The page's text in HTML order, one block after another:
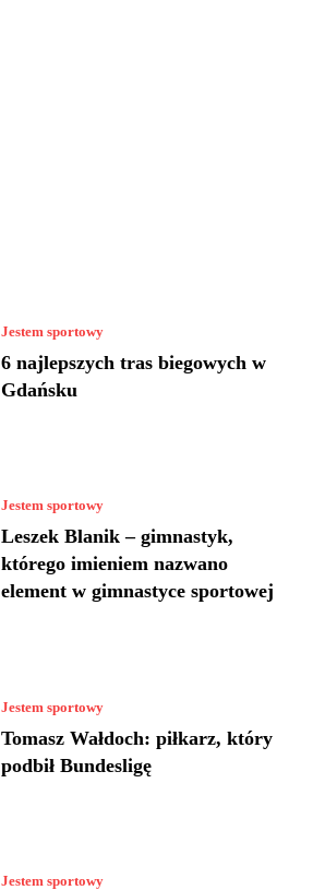
Jestem sportowy
6 najlepszych tras biegowych w
Gdańsku
Jestem sportowy
Leszek Blanik – gimnastyk,
którego imieniem nazwano
element w gimnastyce sportowej
Jestem sportowy
Tomasz Wałdoch: piłkarz, który
podbił Bundesligę
Jestem sportowy